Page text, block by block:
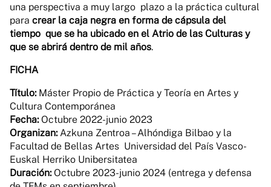
una perspectiva a muy largo plazo a la práctica cultural
para crear la caja negra en forma de cápsula del
tiempo que se ha ubicado en el Atrio de las Culturas y
que se abrirá dentro de mil años.
FICHA
Título: Máster Propio de Práctica y Teoría en Artes y
Cultura Contemporánea
Fecha: Octubre 2022-junio 2023
Organizan:Azkuna Zentroa – Alhóndiga Bilbao y la
Facultad de Bellas Artes Universidad del País Vasco-
Euskal Herriko Unibersitatea
Duración: Octubre 2023-junio 2024 (entrega y defensa